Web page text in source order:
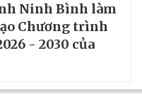
Ninh Bình làm
Chương trình
- 2030 của